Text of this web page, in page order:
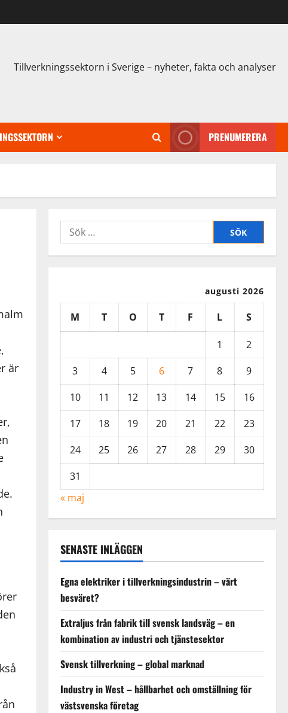
Tillverkningssektorn i Sverige – nyheter, fakta och analyser
PRENUMERERA
är
Sök
efter:
augusti 2026
M T O T F L S
1
2
3
4 5 6 7 8
9
10
11 12 13 14 15
16
17
18 19 20 21 22
23
24
25 26 27 28 29
30
31
« maj
SENASTE INLÄGGEN
Egna elektriker i tillverkningsindustrin – värt
besväret?
Extraljus från fabrik till svensk landsväg – en
kombination av industri och tjänstesektor
Svensk tillverkning – global marknad
Industry in West – hållbarhet och omställning för
västsvenska företag